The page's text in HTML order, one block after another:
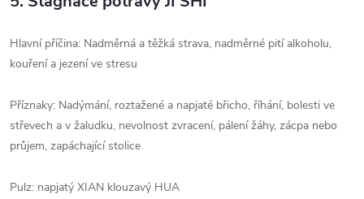
Hlavní příčina: Nadměrná a těžká strava, nadměrné pití alkoholu,
kouření a jezení ve stresu
Příznaky: Nadýmání, roztažené a napjaté břicho, říhání, bolesti ve
střevech a v žaludku, nevolnost zvracení, pálení žáhy, zácpa nebo
průjem, zapáchající stolice
Pulz: napjatý XIAN klouzavý HUA